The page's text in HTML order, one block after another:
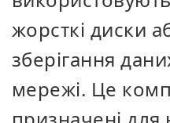
жорсткі диски
зберігання
мережі. Це